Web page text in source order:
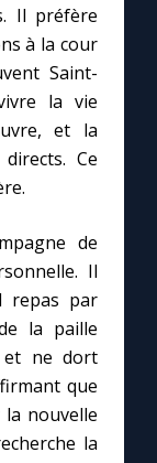
Il préfère
à la cour
Saint-
la vie
et la
Ce
de
Il
repas par
la paille
et ne dort
que
nouvelle
la